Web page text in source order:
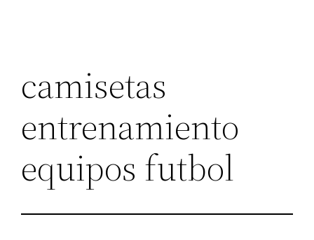
camisetas
entrenamiento
equipos futbol